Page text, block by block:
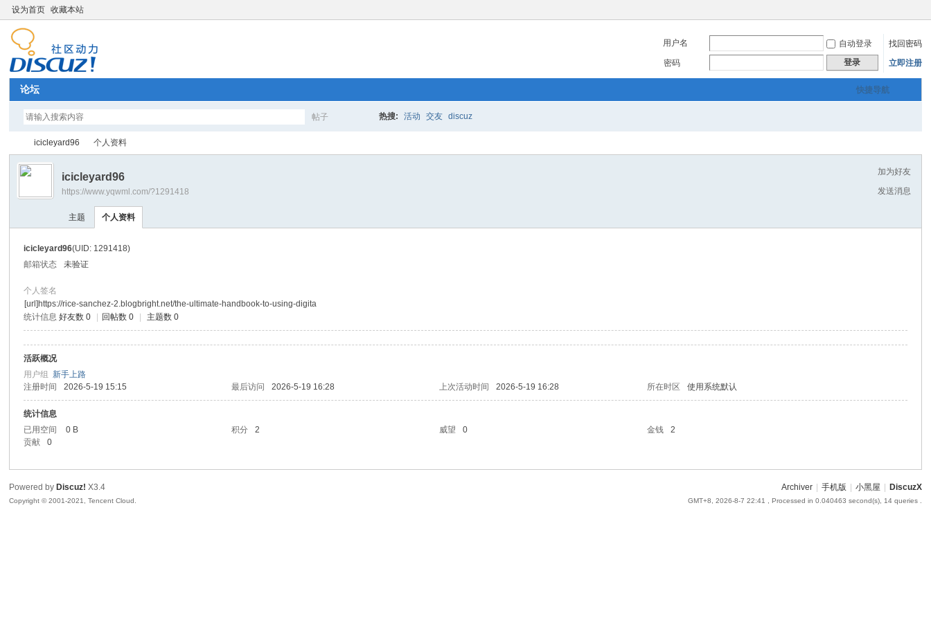
设为首页 收藏本站
用户名 自动登录
找回密码
密码
登录 立即注册
快捷导航
论坛
帖子 热搜: 活动 交友 discuz
›
icicleyard96 个人资料
加为好友
发送消息
icicleyard96
https://www.yqwml.com/?1291418
主题 个人资料
icicleyard96(UID: 1291418)
邮箱状态
未验证
个人签名
[url]https://rice-sanchez-2.blogbright.net/the-ultimate-handbook-to-using-digita
统计信息 好友数 0 回帖数 0 主题数 0
活跃概况
用户组新手上路
注册时间
2026-5-19 15:15 最后访问 2026-5-19 16:28 上次活动时间 2026-5-19 16:28 所在时区 使用系统默认
统计信息
已用空间
0 B 积分 2 威望 0 金钱
2
贡献
0
Archiver 手机版 小黑屋 DiscuzX
GMT+8, 2026-8-7 22:41 , Processed in 0.040463 second(s), 14 queries .
Powered by Discuz! X3.4
Copyright © 2001-2021, Tencent Cloud.